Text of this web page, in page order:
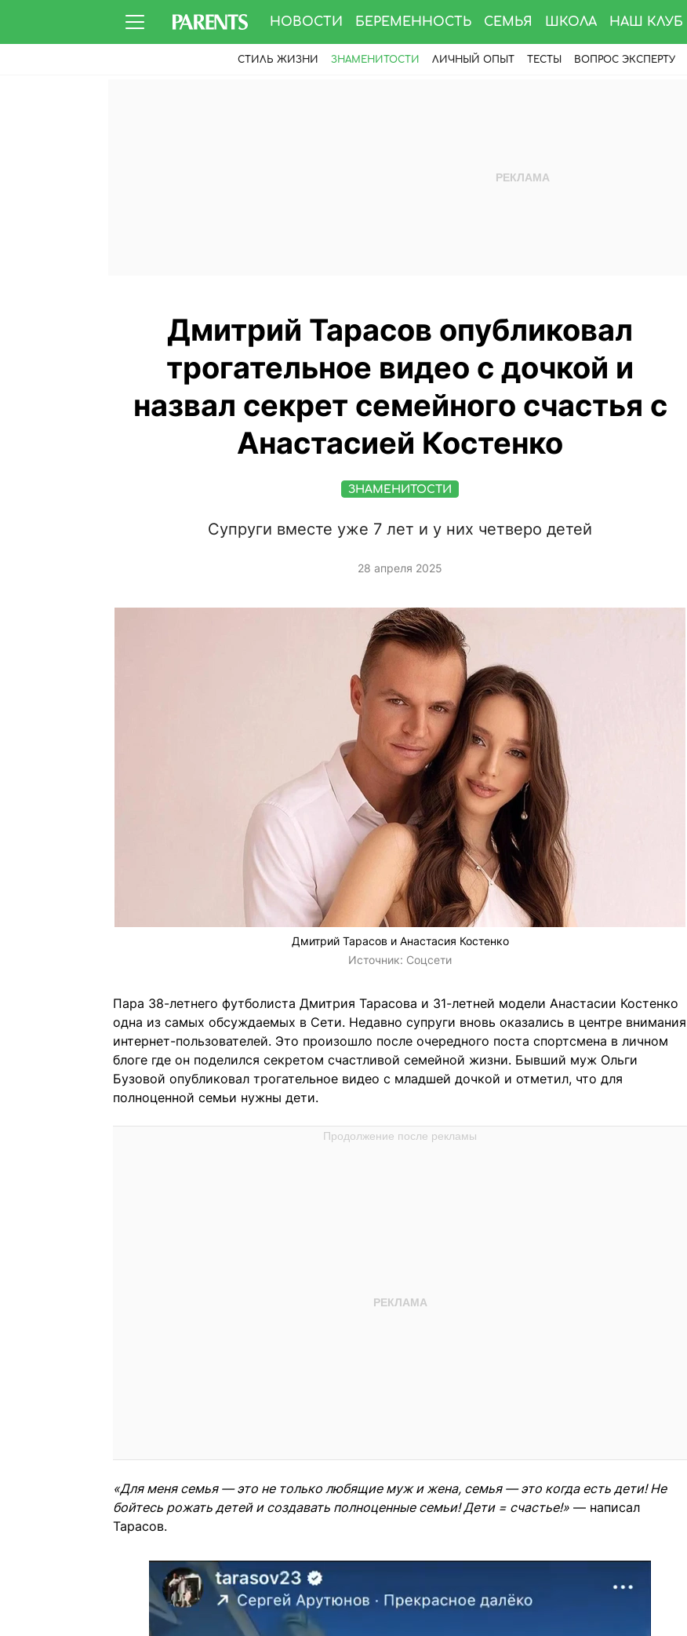
НОВОСТИ БЕРЕМЕННОСТЬ СЕМЬЯ ШКОЛА НАШ КЛУБ
СТИЛЬ ЖИЗНИ ЗНАМЕНИТОСТИ ЛИЧНЫЙ ОПЫТ ТЕСТЫ ВОПРОС ЭКСПЕРТУ
Дмитрий Тарасов опубликовал
трогательное видео с дочкой и
назвал секрет семейного счастья с
Анастасией Костенко
ЗНАМЕНИТОСТИ
Супруги вместе уже 7 лет и у них четверо детей
28 апреля 2025
Дмитрий Тарасов и Анастасия Костенко
Источник: Соцсети
Пара 38-летнего футболиста Дмитрия Тарасова и 31-летней модели Анастасии Костенко
одна из самых обсуждаемых в Сети. Недавно супруги вновь оказались в центре внимания
интернет-пользователей. Это произошло после очередного поста спортсмена в личном
блоге где он поделился секретом счастливой семейной жизни. Бывший муж Ольги
Бузовой опубликовал трогательное видео с младшей дочкой и отметил, что для
полноценной семьи нужны дети.
«Для меня семья — это не только любящие муж и жена, семья — это когда есть дети! Не
бойтесь рожать детей и создавать полноценные семьи! Дети = счастье!» — написал
Тарасов.